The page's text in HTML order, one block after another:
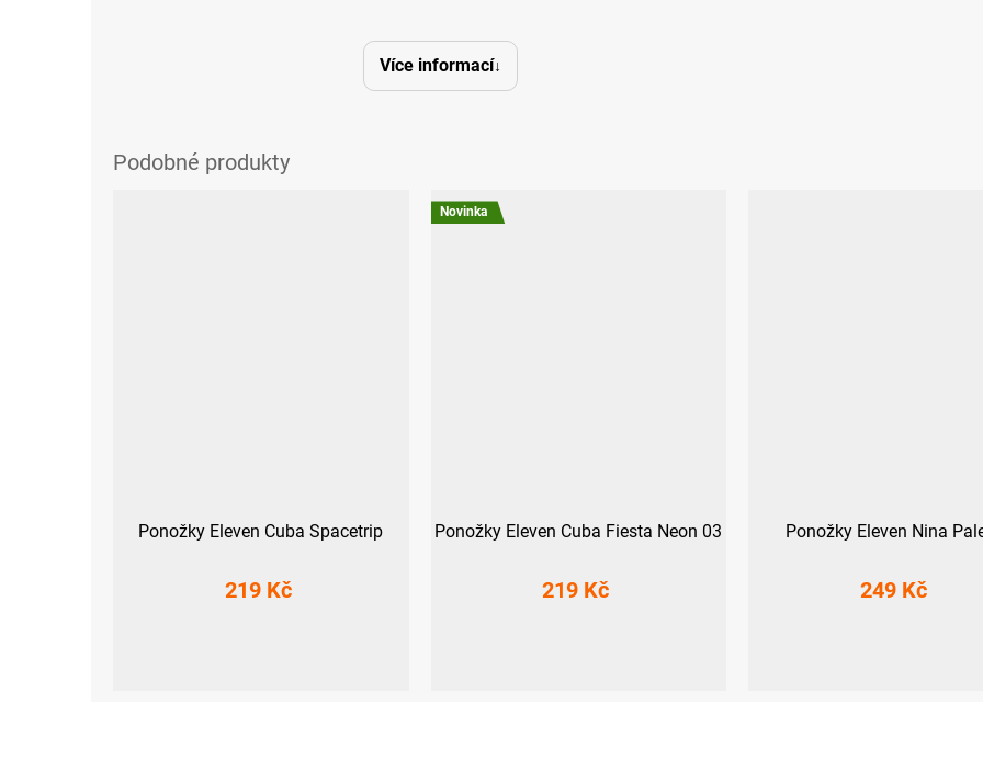
Více informací
Ponožky Eleven Cuba Spacetrip
219 Kč
Novinka
Ponožky Eleven Cuba Fiesta Neon 03
219 Kč
Ponožky Eleven Nina
249 Kč